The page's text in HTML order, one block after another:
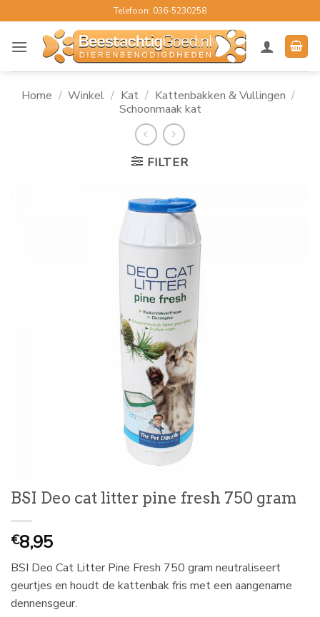
naar
inhoud
Telefoon: 036-5230258
Home / Winkel / Kat / Kattenbakken & Vullingen /
Schoonmaak kat
FILTER
BSI Deo cat litter pine fresh 750 gram
€8,95
BSI Deo Cat Litter Pine Fresh 750 gram neutraliseert
geurtjes en houdt de kattenbak fris met een aangename
dennensgeur.